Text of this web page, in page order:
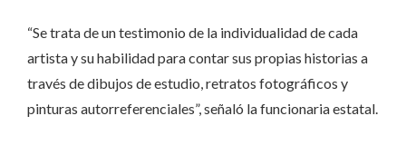
“Se trata de un testimonio de la individualidad de cada
artista y su habilidad para contar sus propias historias a
través de dibujos de estudio, retratos fotográficos y
pinturas autorreferenciales”, señaló la funcionaria estatal.